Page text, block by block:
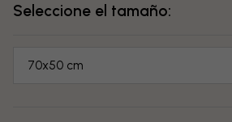
Seleccione el tamaño:
70x50 cm